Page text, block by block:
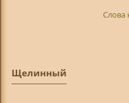
Слова
Щелинный